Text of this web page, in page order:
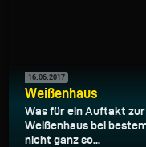
16.06.2017
Weißenhaus
Was für ein Auftakt
Weißenhaus bei
nicht ganz so...